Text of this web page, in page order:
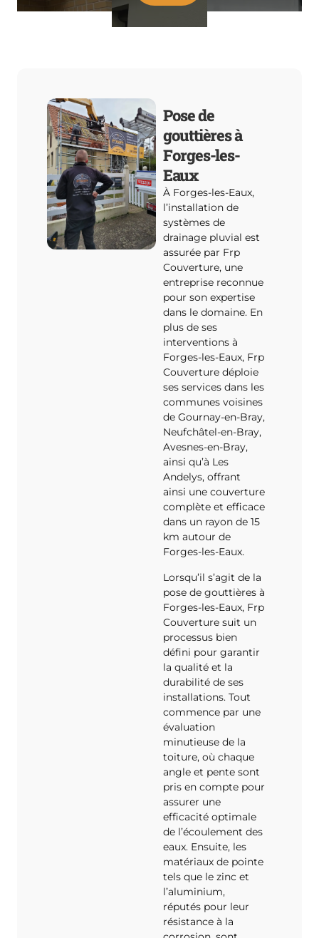
Pose de
gouttières à
Forges-les-
Eaux
À Forges-les-Eaux,
l’installation de
systèmes de
drainage pluvial est
assurée par Frp
Couverture, une
entreprise reconnue
pour son expertise
dans le domaine. En
plus de ses
interventions à
Forges-les-Eaux, Frp
Couverture déploie
ses services dans les
communes voisines
de Gournay-en-Bray,
Neufchâtel-en-Bray,
Avesnes-en-Bray,
ainsi qu’à Les
Andelys, offrant
ainsi une couverture
complète et efficace
dans un rayon de 15
km autour de
Forges-les-Eaux.
Lorsqu’il s’agit de la
pose de gouttières à
Forges-les-Eaux, Frp
Couverture suit un
processus bien
défini pour garantir
la qualité et la
durabilité de ses
installations. Tout
commence par une
évaluation
minutieuse de la
toiture, où chaque
angle et pente sont
pris en compte pour
assurer une
efficacité optimale
de l’écoulement des
eaux. Ensuite, les
matériaux de pointe
tels que le zinc et
l’aluminium,
réputés pour leur
résistance à la